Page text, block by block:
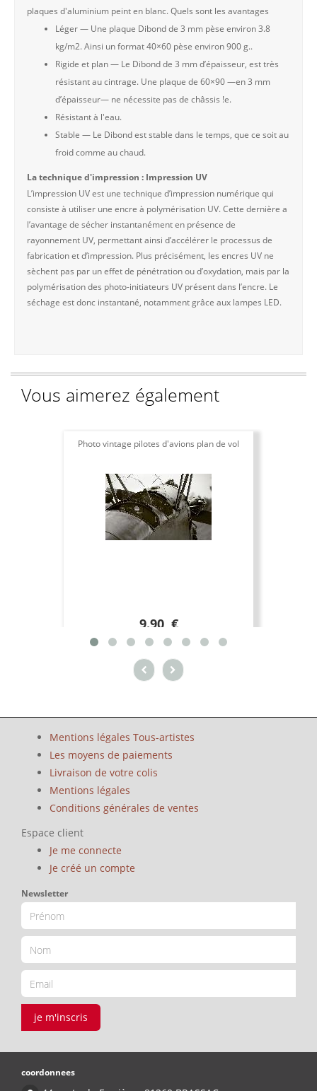
plaques d'aluminium peint en blanc. Quels sont les avantages
Léger — Une plaque Dibond de 3 mm pèse environ 3.8
kg/m2. Ainsi un format 40×60 pèse environ 900 g..
Rigide et plan — Le Dibond de 3 mm d’épaisseur, est très
résistant au cintrage. Une plaque de 60×90 —en 3 mm
d’épaisseur— ne nécessite pas de châssis !e.
Résistant à l'eau.
Stable — Le Dibond est stable dans le temps, que ce soit au
froid comme au chaud.
La technique d'impression : Impression UV
L’impression UV est une technique d’impression numérique qui
consiste à utiliser une encre à polymérisation UV. Cette dernière a
l’avantage de sécher instantanément en présence de
rayonnement UV, permettant ainsi d’accélérer le processus de
fabrication et d’impression. Plus précisément, les encres UV ne
sèchent pas par un effet de pénétration ou d’oxydation, mais par la
polymérisation des photo-initiateurs UV présent dans l’encre. Le
séchage est donc instantané, notamment grâce aux lampes LED.
Vous aimerez également
Photo vintage pilotes d'avions plan de vol
9.90 €
Mentions légales Tous-artistes
Les moyens de paiements
Livraison de votre colis
Mentions légales
Conditions générales de ventes
Espace client
Je me connecte
Je créé un compte
Newsletter
je m'inscris
coordonnees